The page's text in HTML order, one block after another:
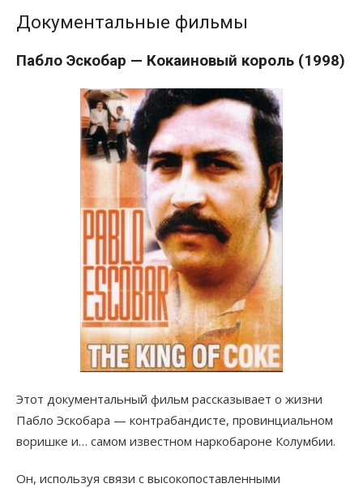
Документальные фильмы
Пабло Эскобар — Кокаиновый король (1998)
Этот документальный фильм рассказывает о жизни
Пабло Эскобара — контрабандисте, провинциальном
воришке и… самом известном наркобароне Колумбии.
Он, используя связи с высокопоставленными